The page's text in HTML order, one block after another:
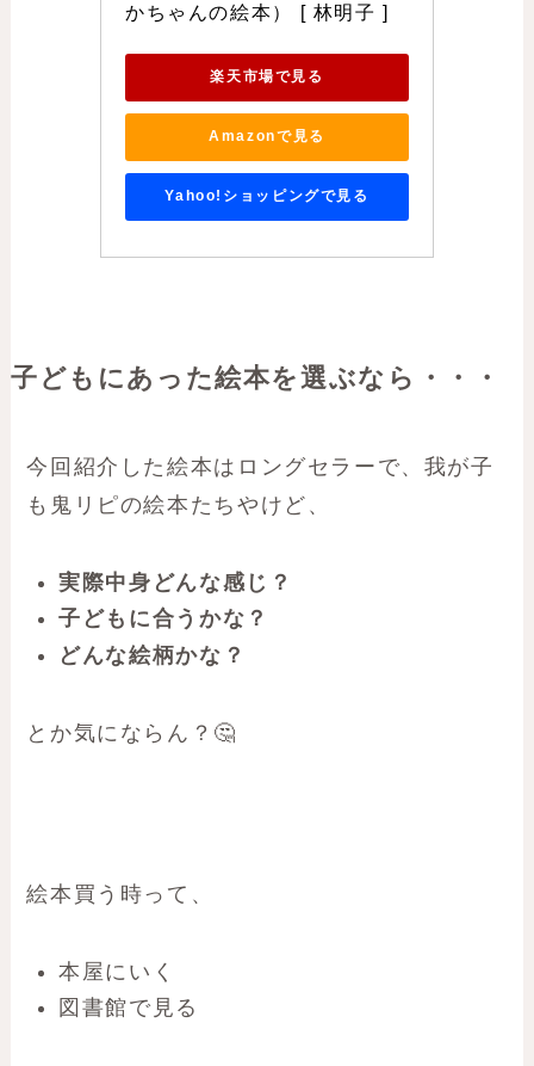
かちゃんの絵本） [ 林明子 ]
楽天市場で見る
Amazonで見る
Yahoo!ショッピングで見る
子どもにあった絵本を選ぶなら・・・
今回紹介した絵本はロングセラーで、我が子
も鬼リピの絵本たちやけど、
実際中身どんな感じ？
子どもに合うかな？
どんな絵柄かな？
とか気にならん？🤔
絵本買う時って、
本屋にいく
図書館で見る